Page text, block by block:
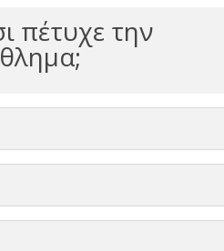
πέτυχε την